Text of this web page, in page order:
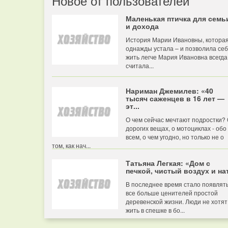
Маленькая птичка для
и дохода
История Марии Ивановны, которая
однажды устала – и позволила
жить легче Мария Ивановна всегда
считала...
Нариман Джемилев: «40
тысяч саженцев в 16 лет —
эт...
О чем сейчас мечтают подростки?
дорогих вещах, о мотоциклах - обо
всем, о чем угодно, но только не о
том, как нач...
Татьяна Легкая: «Дом с
печкой, чистый воздух и
В последнее время стало
все больше ценителей простой
деревенской жизни. Люди не хотят
жить в спешке в бо...